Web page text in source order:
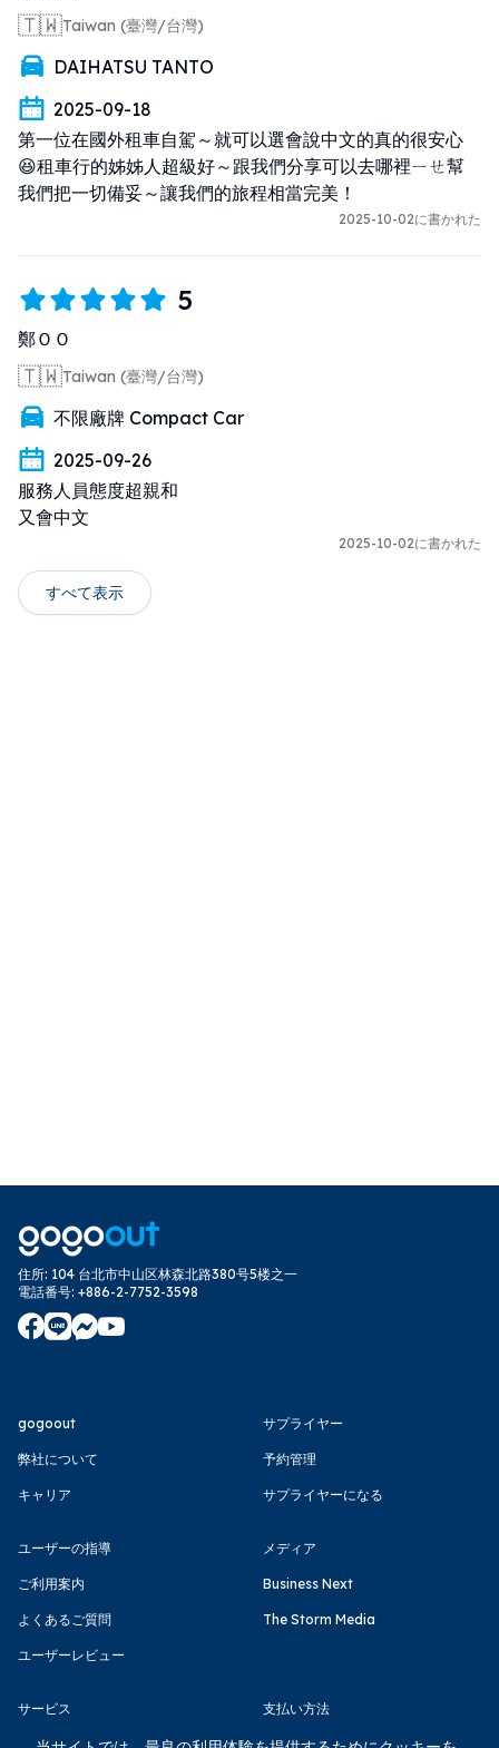
🇹🇼Taiwan (臺灣/台灣)
DAIHATSU TANTO
2025-09-18
第一位在國外租車自駕～就可以選會說中文的真的很安心
😆租車行的姊姊人超級好～跟我們分享可以去哪裡ㄧㄝ幫
我們把一切備妥～讓我們的旅程相當完美！
2025-10-02に書かれた
5
鄭ＯＯ
🇹🇼Taiwan (臺灣/台灣)
不限廠牌 Compact Car
2025-09-26
服務人員態度超親和
又會中文
2025-10-02に書かれた
すべて表示
住所: 104 台北市中山区林森北路380号5楼之一
電話番号: +886-2-7752-3598
gogoout
弊社について
キャリア
サプライヤー
予約管理
サプライヤーになる
ユーザーの指導
ご利用案内
よくあるご質問
ユーザーレビュー
メディア
Business Next
The Storm Media
サービス
利用規約
支払い方法